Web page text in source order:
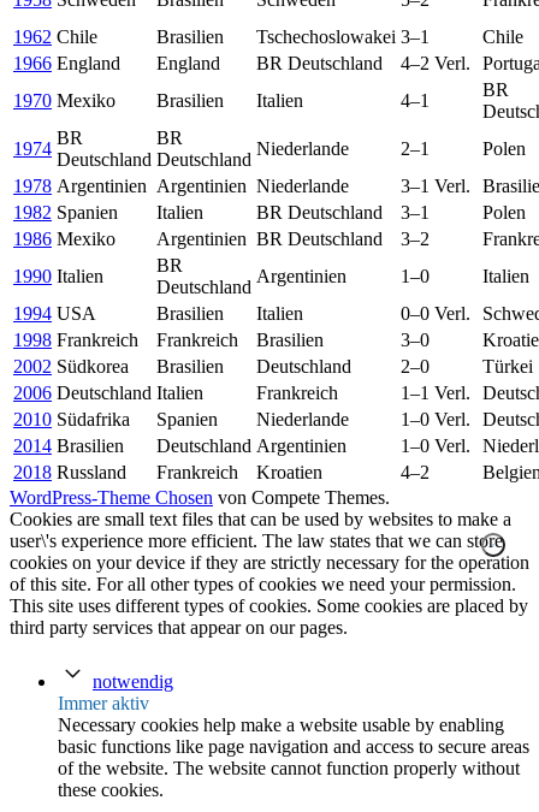
1962 Chile Brasilien Tschechoslowakei 3–1
Chile
1966 England England BR Deutschland 4–2 Verl.
1970 Mexiko Brasilien Italien 4–1
BR
1974
BR
Deutschland
BR
Deutschland
Niederlande 2–1
Polen
1978 Argentinien Argentinien Niederlande 3–1 Verl.
1982 Spanien Italien BR Deutschland 3–1
Polen
1986 Mexiko Argentinien BR Deutschland 3–2
1990 Italien
BR
Deutschland
Argentinien 1–0
Italien
1994 USA Brasilien Italien 0–0 Verl.
1998 Frankreich Frankreich Brasilien 3–0
2002 Südkorea Brasilien Deutschland 2–0
Türkei
2006 Deutschland Italien Frankreich 1–1 Verl.
2010 Südafrika Spanien Niederlande 1–0 Verl.
2014 Brasilien Deutschland Argentinien 1–0 Verl.
2018 Russland Frankreich Kroatien 4–2
WordPress-Theme Chosen von Compete Themes.
Cookies are small text files that can be used by websites to make a
user\'s experience more efficient. The law states that we can store
cookies on your device if they are strictly necessary for the operation
of this site. For all other types of cookies we need your permission.
This site uses different types of cookies. Some cookies are placed by
third party services that appear on our pages.
notwendig
Immer aktiv
Necessary cookies help make a website usable by enabling
basic functions like page navigation and access to secure areas
of the website. The website cannot function properly without
these cookies.